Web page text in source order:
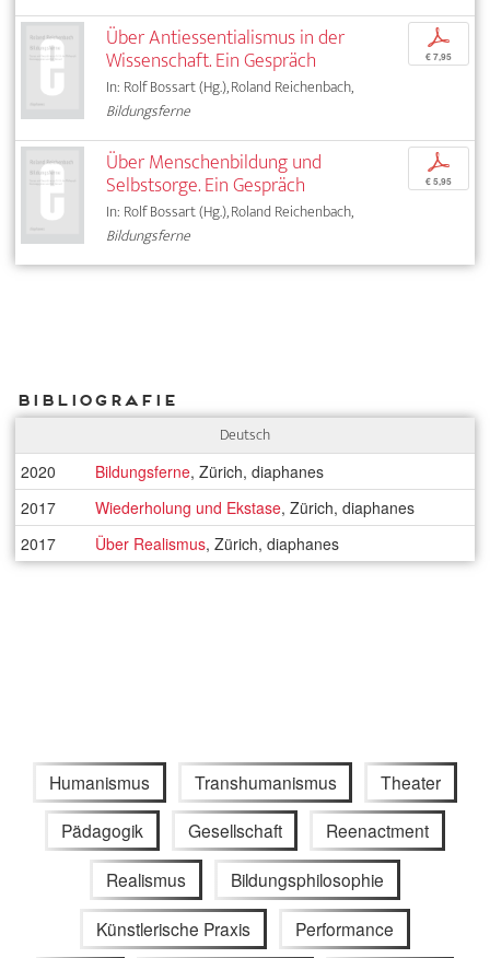
Über Antiessentialismus in der
Wissenschaft. Ein Gespräch
In: Rolf Bossart (Hg.), Roland Reichenbach,
Bildungsferne
p
€ 7,95
Über Menschenbildung und
Selbstsorge. Ein Gespräch
In: Rolf Bossart (Hg.), Roland Reichenbach,
Bildungsferne
p
€ 5,95
Bibliografie
Deutsch
2020 Bildungsferne, Zürich, diaphanes
2017
Wiederholung und Ekstase, Zürich, diaphanes
2017
Über Realismus, Zürich, diaphanes
Humanismus Transhumanismus Theater
Pädagogik Gesellschaft Reenactment
Realismus Bildungsphilosophie
Künstlerische Praxis Performance